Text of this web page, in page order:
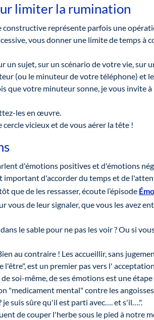
limiter la rumination
représente parfois une
vous donner une limite de temps à
un sujet, sur un scénario de votre vie, sur
(ou le minuteur de votre téléphone) et
que votre minuteur sonne, je vous invite
les en œuvre.
vicieux et de vous aérer la tête !
d'émotions positives et d'émotions
important d'accorder du temps et de
que de les ressasser, écoute l’épisode
vous de leur signaler, que vous les avez
le sable pour ne pas les voir ? Ou si
au contraire ! Les accueillir, sans
est un premier pas vers l'
soi-même, de ses émotions est une
"medicament mental" contre les
suis sûre qu'il est parti avec…. et s'il….".
de couper l'herbe sous le pied à notre